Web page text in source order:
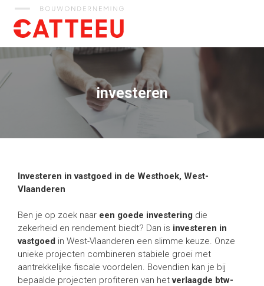
Catteeu
investeren
Investeren in vastgoed in de Westhoek, West-
Vlaanderen
Ben je op zoek naar een goede investering die
zekerheid en rendement biedt? Dan is investeren in
vastgoed in West-Vlaanderen een slimme keuze. Onze
unieke projecten combineren stabiele groei met
aantrekkelijke fiscale voordelen. Bovendien kan je bij
bepaalde projecten profiteren van hetverlaagde btw-